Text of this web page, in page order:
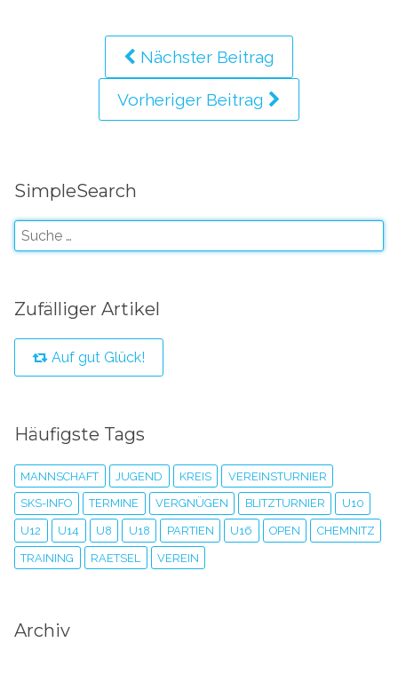
Nächster Beitrag
Vorheriger Beitrag
SimpleSearch
Zufälliger Artikel
Auf gut Glück!
Häufigste Tags
MANNSCHAFT JUGEND KREIS VEREINSTURNIER
SKS-INFO TERMINE VERGNÜGEN BLITZTURNIER U10
U12 U14 U8 U18 PARTIEN U16 OPEN CHEMNITZ
TRAINING RAETSEL VEREIN
Archiv